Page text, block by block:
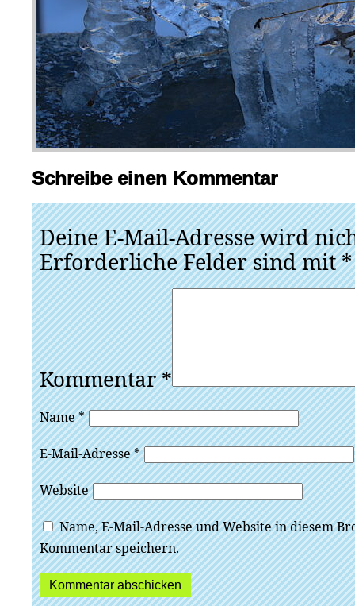
Schreibe einen Kommentar
Deine E-Mail-Adresse wird
Erforderliche Felder sind mit*
Kommentar*
Name*
E-Mail-Adresse*
Website
Name, E-Mail-Adresse und Website in diesem
Kommentar speichern.